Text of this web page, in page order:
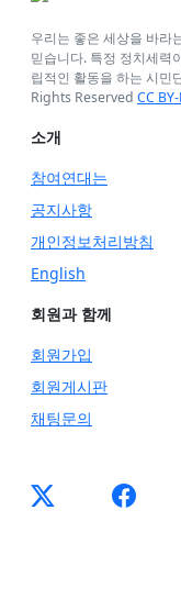
우리는 좋은 세상을 바라
믿습니다. 특정 정치세력
립적인 활동을 하는 시
Rights Reserved CC
소개
참여연대는
공지사항
개인정보처리방침
English
회원과 함께
회원가입
회원게시판
채팅문의